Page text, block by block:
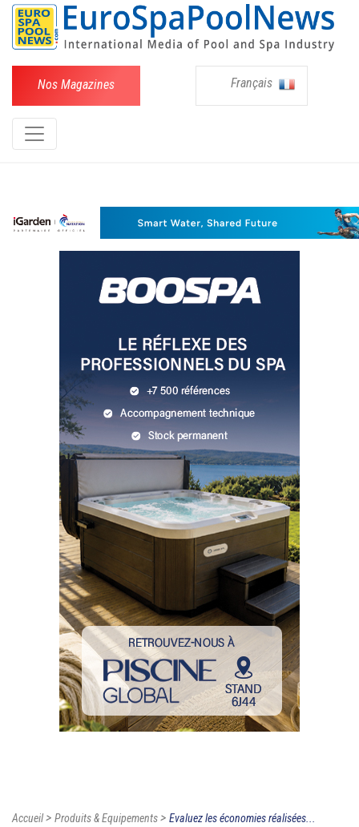
Nos Magazines Français
Accueil> Produits & Equipements> Evaluez les économies réalisées...